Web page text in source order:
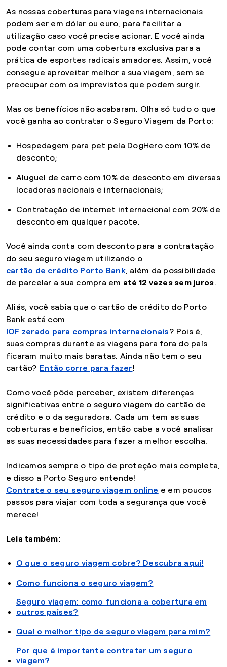
As nossas coberturas para viagens internacionais
podem ser em dólar ou euro, para facilitar a
utilização caso você precise acionar. E você ainda
pode contar com uma cobertura exclusiva para a
prática de esportes radicais amadores. Assim, você
consegue aproveitar melhor a sua viagem, sem se
preocupar com os imprevistos que podem surgir.
Mas os benefícios não acabaram. Olha só tudo o que
você ganha ao contratar o Seguro Viagem da Porto:
Hospedagem para pet pela DogHero com 10% de
desconto;
Aluguel de carro com 10% de desconto em diversas
locadoras nacionais e internacionais;
Contratação de internet internacional com 20% de
desconto em qualquer pacote.
Você ainda conta com desconto para a contratação
do seu seguro viagem utilizando o
cartão de crédito Porto Bank , além da possibilidade
de parcelar a sua compra em até 12 vezes sem juros.
Aliás, você sabia que o cartão de crédito do Porto
Bank está com
IOF zerado para compras internacionais? Pois é,
suas compras durante as viagens para fora do país
ficaram muito mais baratas. Ainda não tem o seu
cartão? Então corre para fazer!
Como você pôde perceber, existem diferenças
significativas entre o seguro viagem do cartão de
crédito e o da seguradora. Cada um tem as suas
coberturas e benefícios, então cabe a você analisar
as suas necessidades para fazer a melhor escolha.
Indicamos sempre o tipo de proteção mais completa,
e disso a Porto Seguro entende!
Contrate o seu seguro viagem online e em poucos
passos para viajar com toda a segurança que você
merece!
Leia também:
O que o seguro viagem cobre? Descubra aqui!
Como funciona o seguro viagem?
Seguro viagem: como funciona a cobertura em
outros países?
Qual o melhor tipo de seguro viagem para mim?
Por que é importante contratar um seguro
viagem?